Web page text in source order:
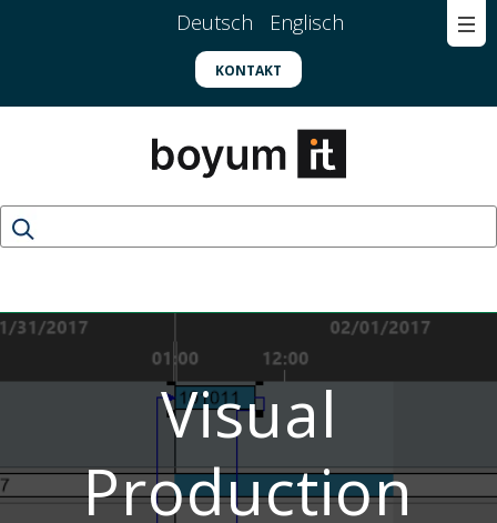
Deutsch Englisch
KONTAKT
Visual
Production